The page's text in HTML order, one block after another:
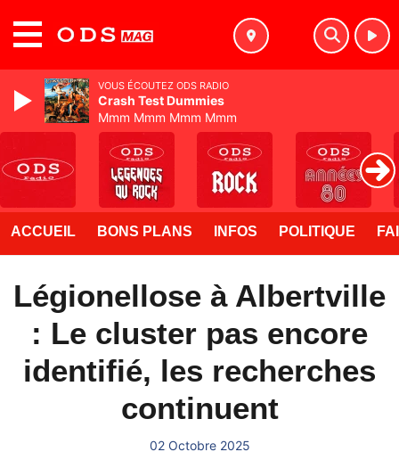
ACCUEIL BONS PLANS INFOS POLITIQUE
Légionellose à Albertville
: Le cluster pas encore
identifié, les recherches
continuent
02 Octobre 2025
VOUS ÉCOUTEZ ODS RADIO
Crash Test Dummies
Mmm Mmm Mmm Mmm